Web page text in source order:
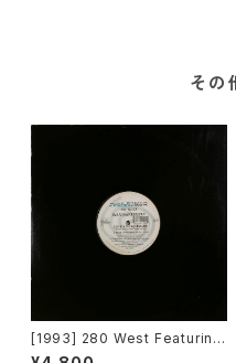
その
[1993] 280 West Featuring
Diamond Temple – Love's